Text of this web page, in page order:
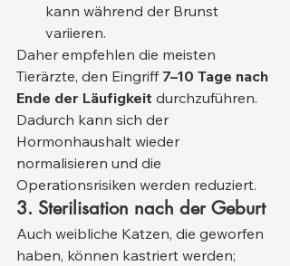
kann während der Brunst
variieren.
Daher empfehlen die meisten
Tierärzte, den Eingriff 7–10 Tage nach
Ende der Läufigkeit durchzuführen.
Dadurch kann sich der
Hormonhaushalt wieder
normalisieren und die
Operationsrisiken werden reduziert.
3. Sterilisation nach der Geburt
Auch weibliche Katzen, die geworfen
haben, können kastriert werden;